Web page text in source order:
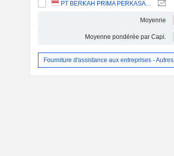
PT BERKAH PRIMA PERKASA TBK
Moyenne
Moyenne pondérée par Capi.
Fourniture d'assistance aux entreprises - Autres